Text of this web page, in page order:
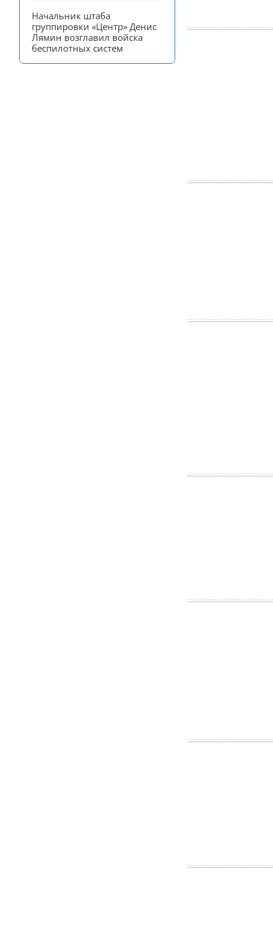
Начальник штаба
группировки «Центр» Денис
Лямин возглавил войска
беспилотных систем